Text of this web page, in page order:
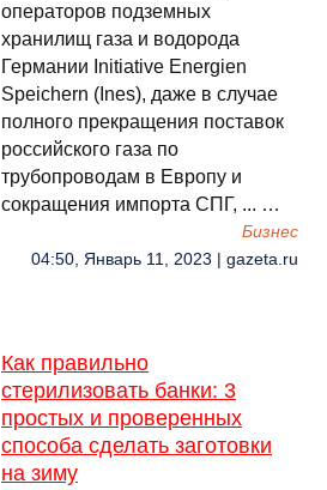
операторов подземных
хранилищ газа и водорода
Германии Initiative Energien
Speichern (Ines), даже в случае
полного прекращения поставок
российского газа по
трубопроводам в Европу и
сокращения импорта СПГ, ... …
Бизнес
04:50, Январь 11, 2023 | gazeta.ru
Как правильно
стерилизовать банки: 3
простых и проверенных
способа сделать заготовки
на зиму